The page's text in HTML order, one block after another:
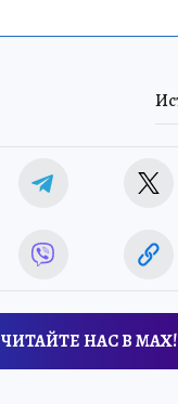
ЧИТАЙТЕ НАС В МАХ!